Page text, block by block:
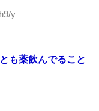
y
も薬飲んでること